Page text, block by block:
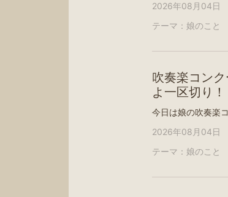
2026年08月04日
テーマ： 娘のこと
吹奏楽コン
よ一区切り！
2026年08月04日
テーマ： 娘のこと